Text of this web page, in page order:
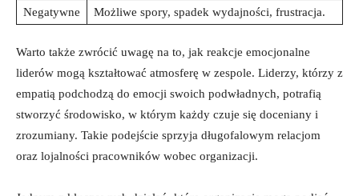
Negatywne
Możliwe spory, spadek wydajności, frustracja.
Warto także zwrócić uwagę na to, jak reakcje emocjonalne
liderów mogą kształtować atmosferę w zespole. Liderzy, którzy z
empatią podchodzą do emocji swoich podwładnych, potrafią
stworzyć środowisko, w którym każdy czuje się doceniany i
zrozumiany. Takie podejście sprzyja długofalowym relacjom
oraz lojalności pracowników wobec organizacji.